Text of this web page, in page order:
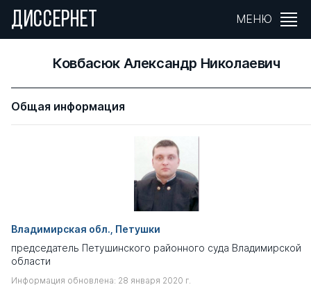
ДИССЕРНЕТ МЕНЮ
Ковбасюк Александр Николаевич
Общая информация
Владимирская обл., Петушки
председатель Петушинского районного суда Владимирской
области
Информация обновлена: 28 января 2020 г.